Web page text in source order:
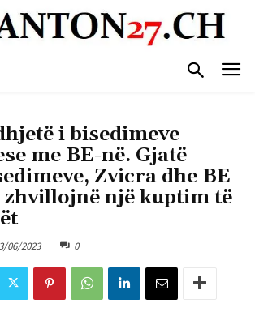
i bisedimeve
me BE-në. Gjatë
Zvicra dhe BE
një kuptim të
06/2023 0